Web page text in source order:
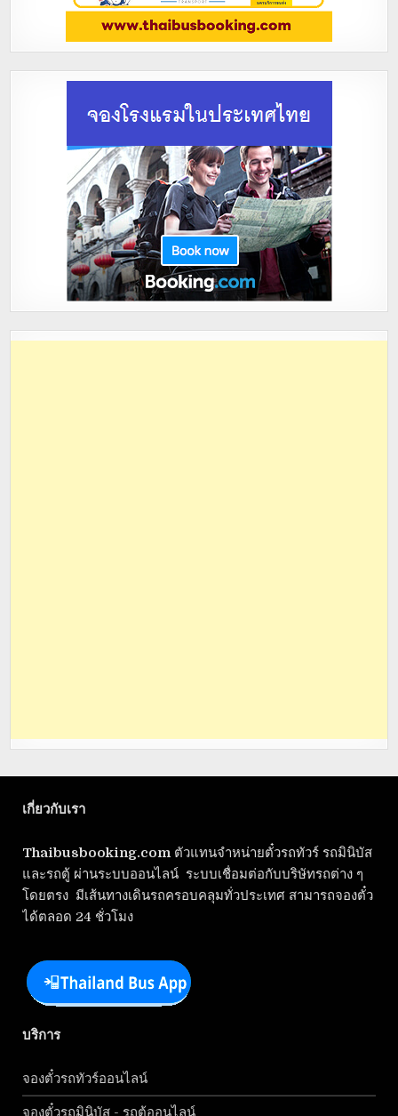
เกี่ยวกับเรา
Thaibusbooking.com ตัวแทนจำหน่ายตั๋วรถทัวร์ รถมินิบัส
และรถตู้ ผ่านระบบออนไลน์ ระบบเชื่อมต่อกับบริษัทรถต่าง ๆ
โดยตรง มีเส้นทางเดินรถครอบคลุมทั่วประเทศ สามารถจองตั๋ว
ได้ตลอด 24 ชั่วโมง
บริการ
จองตั๋วรถทัวร์ออนไลน์